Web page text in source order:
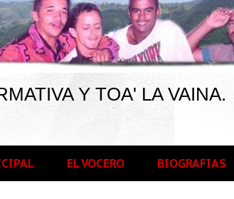
Y TOA' LA VAINA.
EL VOCERO BIOGRAFIAS